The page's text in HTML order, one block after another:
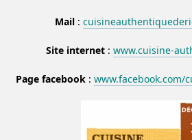
Mail:
Site internet: www.cuisine-
Page facebook: www.facebook.com/